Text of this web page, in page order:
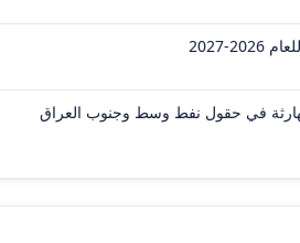
2027
في حقول نفط وسط وجنوب العراق